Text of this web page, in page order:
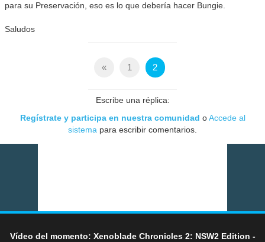
para su Preservación, eso es lo que debería hacer Bungie.
Saludos
« 1 2
Escribe una réplica:
Regístrate y participa en nuestra comunidad oAccede al
sistema para escribir comentarios.
Vídeo del momento: Xenoblade Chronicles 2: NSW2 Edition -